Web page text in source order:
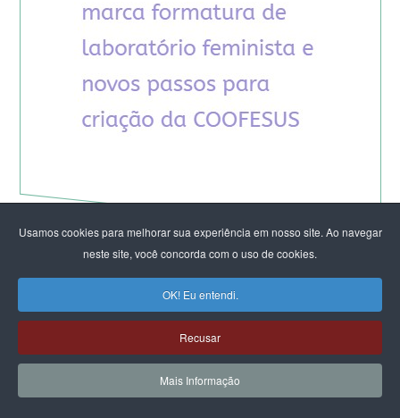
Usamos cookies para melhorar sua experiência em nosso site. Ao navegar
neste site, você concorda com o uso de cookies.
OK! Eu entendi.
Recusar
Mais Informação
ARTIGOS DO CFEMEA
Rodas de mulheres que florescem no cerrado:
Cultivando territórios de luta, cuidado e
sustentação da vida diante das crises
socioambientais